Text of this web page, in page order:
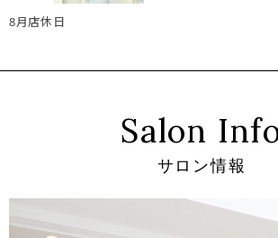
8月店休日
Salon
サロン情報